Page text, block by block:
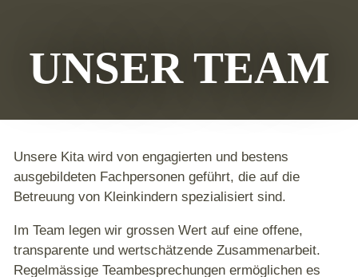
UNSER TEAM
Unsere Kita wird von engagierten und bestens
ausgebildeten Fachpersonen geführt, die auf die
Betreuung von Kleinkindern spezialisiert sind.
Im Team legen wir grossen Wert auf eine offene,
transparente und wertschätzende Zusammenarbeit.
Regelmässige Teambesprechungen ermöglichen es